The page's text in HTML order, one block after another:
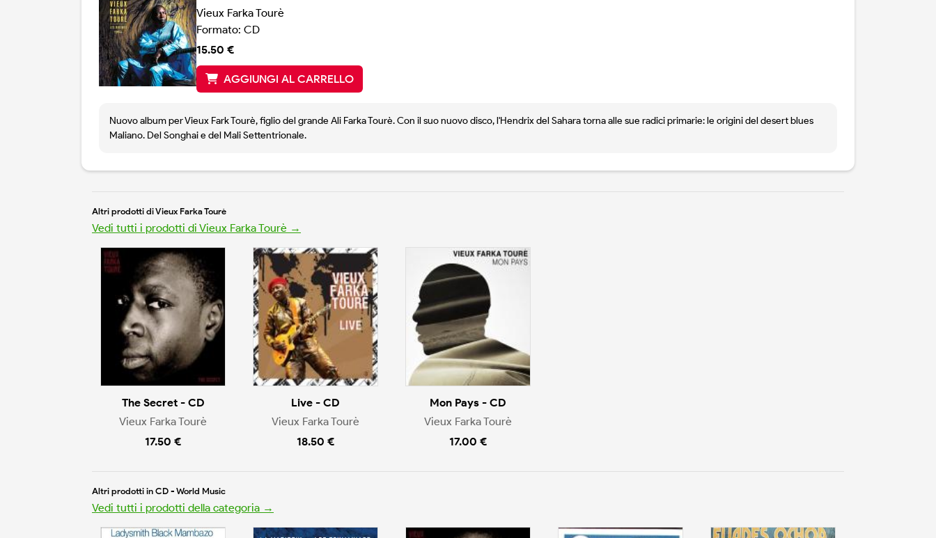
Vieux Farka Tourè
Formato: CD
15.50 €
AGGIUNGI AL CARRELLO
Nuovo album per Vieux Fark Tourè, figlio del grande Ali Farka Tourè. Con il suo nuovo disco, l'Hendrix del Sahara torna alle sue radici primarie: le origini del desert blues
Maliano. Del Songhai e del Mali Settentrionale.
Altri prodotti di Vieux Farka Tourè
Vedi tutti i prodotti di Vieux Farka Tourè →
The Secret - CD
Vieux Farka Tourè
17.50 €
Live - CD
Vieux Farka Tourè
18.50 €
Mon Pays - CD
Vieux Farka Tourè
17.00 €
Altri prodotti in CD - World Music
Vedi tutti i prodotti della categoria →